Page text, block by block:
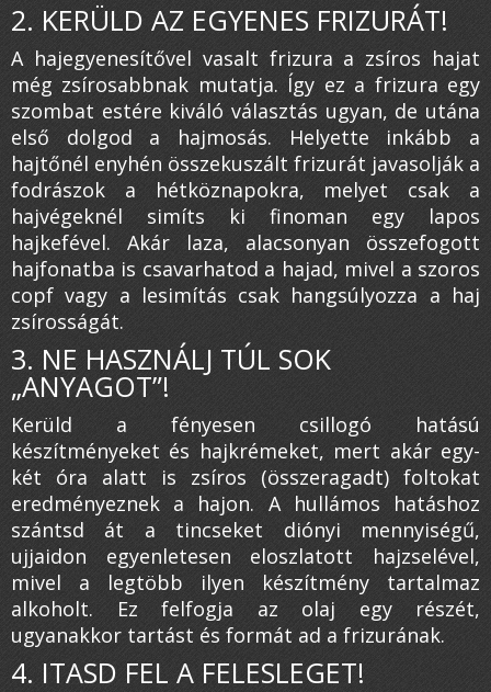
2. KERÜLD AZ EGYENES FRIZURÁT!
A hajegyenesítővel vasalt frizura a zsíros hajat
még zsírosabbnak mutatja. Így ez a frizura egy
szombat estére kiváló választás ugyan, de utána
első dolgod a hajmosás. Helyette inkább a
hajtőnél enyhén összekuszált frizurát javasolják a
fodrászok a hétköznapokra, melyet csak a
hajvégeknél simíts ki finoman egy lapos
hajkefével. Akár laza, alacsonyan összefogott
hajfonatba is csavarhatod a hajad, mivel a szoros
copf vagy a lesimítás csak hangsúlyozza a haj
zsírosságát.
3. NE HASZNÁLJ TÚL SOK
„ANYAGOT”!
Kerüld a fényesen csillogó hatású
készítményeket és hajkrémeket, mert akár egy-
két óra alatt is zsíros (összeragadt) foltokat
eredményeznek a hajon. A hullámos hatáshoz
szántsd át a tincseket diónyi mennyiségű,
ujjaidon egyenletesen eloszlatott hajzselével,
mivel a legtöbb ilyen készítmény tartalmaz
alkoholt. Ez felfogja az olaj egy részét,
ugyanakkor tartást és formát ad a frizurának.
4. ITASD FEL A FELESLEGET!